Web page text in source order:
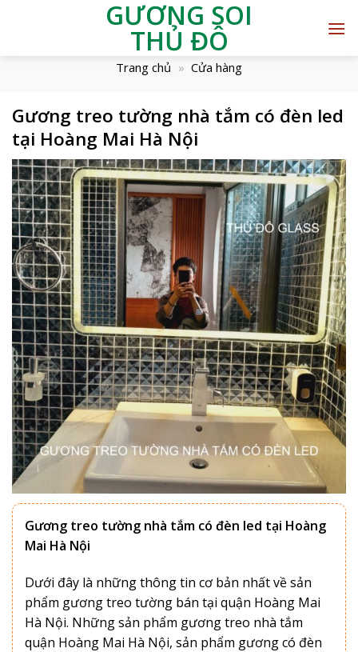
GƯƠNG SOI
THỦ ĐÔ
Trang chủ » Cửa hàng
Gương treo tường nhà tắm có đèn led
tại Hoàng Mai Hà Nội
Gương treo tường nhà tắm có đèn led tại Hoàng
Mai Hà Nội
Dưới đây là những thông tin cơ bản nhất về sản
phẩm gương treo tường bán tại quận Hoàng Mai
Hà Nội. Những sản phẩm gương treo nhà tắm
quận Hoàng Mai Hà Nội, sản phẩm gương có đèn